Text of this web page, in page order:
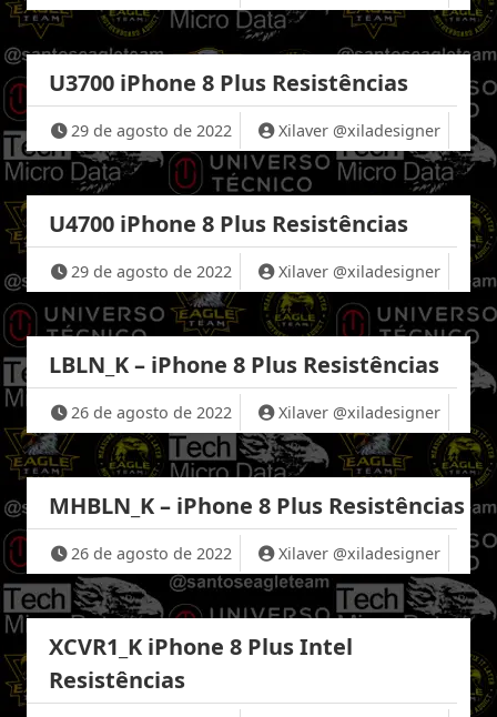
U3700 iPhone 8 Plus Resistências
29 de agosto de 2022 Xilaver @xiladesigner
U4700 iPhone 8 Plus Resistências
29 de agosto de 2022 Xilaver @xiladesigner
LBLN_K – iPhone 8 Plus Resistências
26 de agosto de 2022 Xilaver @xiladesigner
MHBLN_K – iPhone 8 Plus Resistências
26 de agosto de 2022 Xilaver @xiladesigner
XCVR1_K iPhone 8 Plus Intel
Resistências